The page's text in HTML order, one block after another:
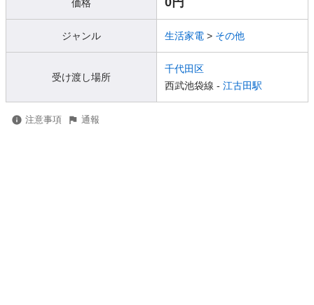
価格
ジャンル 生活家電 > その他
受け渡し場所
千代田区
西武池袋線 - 江古田駅
注意事項 通報